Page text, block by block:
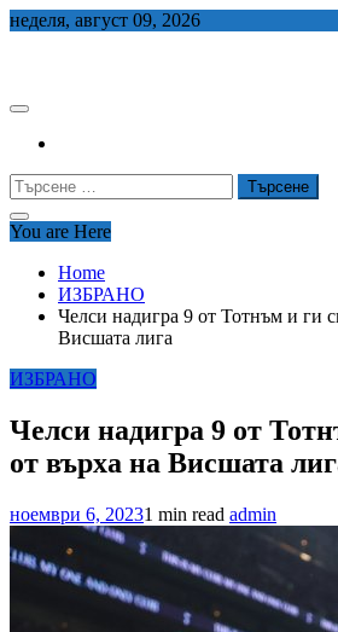
Skip
неделя, август 09, 2026
Търсене
за:
You are Here
Home
ИЗБРАНО
Челси надигра 9 от Тотнъм и ги
Висшата лига
ИЗБРАНО
Челси надигра 9 от
от върха на Висшата
ноември 6, 20231 min read admin